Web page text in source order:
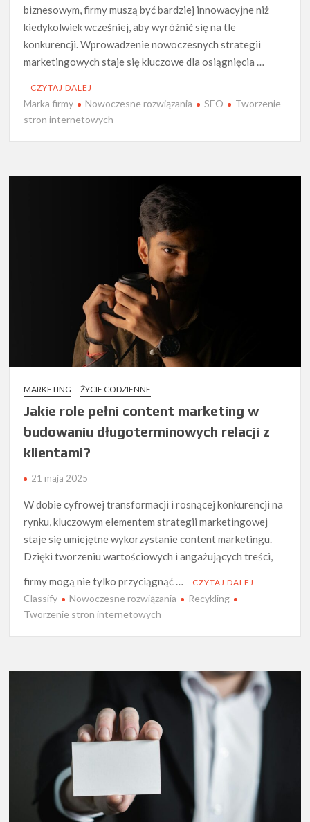
biznesowym, firmy muszą być bardziej innowacyjne niż
kiedykolwiek wcześniej, aby wyróżnić się na tle
konkurencji. Wprowadzenie nowoczesnych strategii
marketingowych staje się kluczowe dla osiągnięcia …
CZYTAJ DALEJ
Marka firmy Nowoczesne rozwiązania SEO
Tworzenie
stron internetowych
MARKETING ŻYCIE CODZIENNE
Jakie role pełni content marketing w
budowaniu długoterminowych relacji z
klientami?
21 maja 2025
W dobie cyfrowej transformacji i rosnącej konkurencji na
rynku, kluczowym elementem strategii marketingowej
staje się umiejętne wykorzystanie content marketingu.
Dzięki tworzeniu wartościowych i angażujących treści,
firmy mogą nie tylko przyciągnąć …
CZYTAJ DALEJ
Classify Nowoczesne rozwiązania
Recykling
Tworzenie stron internetowych